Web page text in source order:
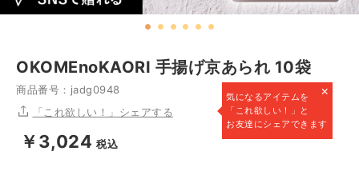
OKOMEnoKAORI 手揚げ京あられ 10袋
商品番号：jadg0948 ×
気になるアイテムを
「これ欲しい！」と
お友達にシェアできます
「これ欲しい！」シェアする
￥3,024 税込